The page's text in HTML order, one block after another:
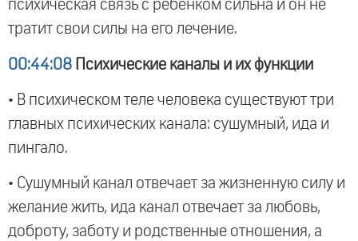
психическая связь с ребенком сильна и он не
тратит свои силы на его лечение.
00:44:08 Психические каналы и их функции
• В психическом теле человека существуют три
главных психических канала: сушумный, ида и
пингало.
• Сушумный канал отвечает за жизненную силу и
желание жить, ида канал отвечает за любовь,
доброту, заботу и родственные отношения, а